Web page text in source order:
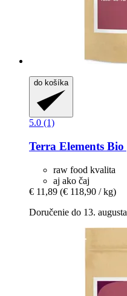
do košíka
5.0 (1)
Terra Elements Bio
raw food kvalita
aj ako čaj
€ 11,89 (€ 118,90 / kg)
Doručenie do 13. augusta